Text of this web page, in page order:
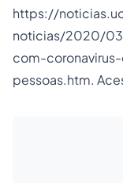
https://
noticias/2020/
com-
pessoas.htm.